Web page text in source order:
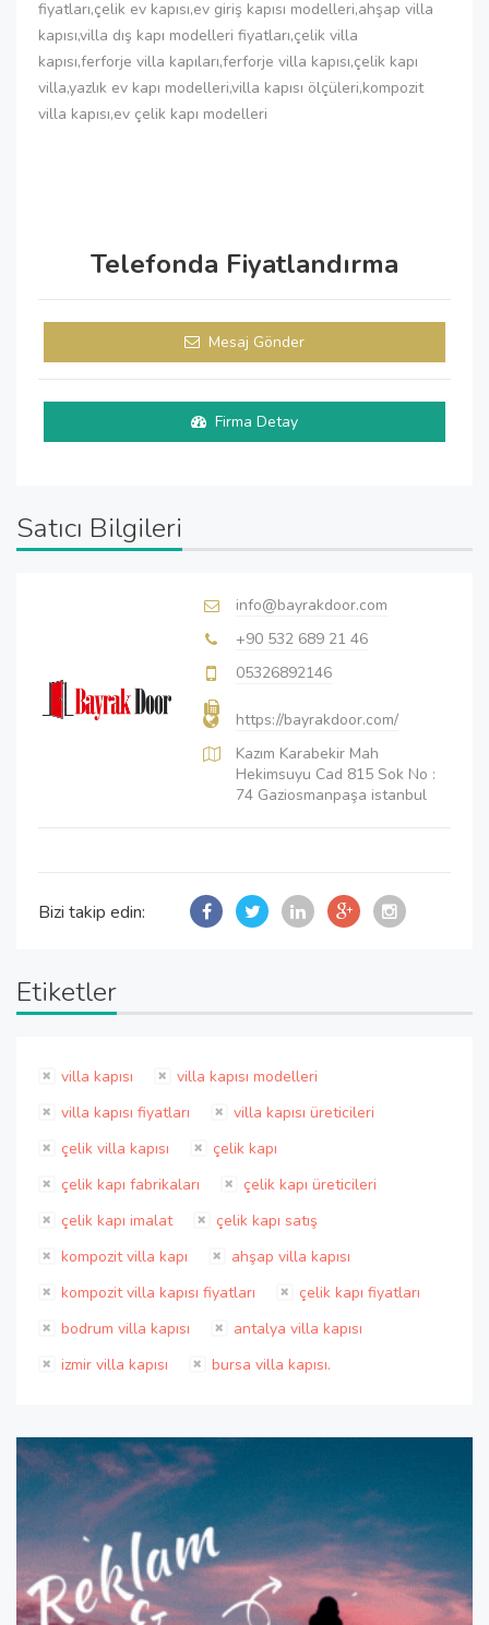
fiyatları,çelik ev kapısı,ev giriş kapısı modelleri,ahşap villa
kapısı,villa dış kapı modelleri fiyatları,çelik villa
kapısı,ferforje villa kapıları,ferforje villa kapısı,çelik kapı
villa,yazlık ev kapı modelleri,villa kapısı ölçüleri,kompozit
villa kapısı,ev çelik kapı modelleri
Telefonda Fiyatlandırma
Mesaj Gönder
Firma Detay
Satıcı Bilgileri
info@bayrakdoor.com
+90 532 689 21 46
05326892146
https://bayrakdoor.com/
Kazım Karabekir Mah
Hekimsuyu Cad 815 Sok No :
74 Gaziosmanpaşa istanbul
Bizi takip edin:
Etiketler
villa kapısı
villa kapısı modelleri
villa kapısı fiyatları
villa kapısı üreticileri
çelik villa kapısı
çelik kapı
çelik kapı fabrikaları
çelik kapı üreticileri
çelik kapı imalat
çelik kapı satış
kompozit villa kapı
ahşap villa kapısı
kompozit villa kapısı fiyatları
çelik kapı fiyatları
bodrum villa kapısı
antalya villa kapısı
izmir villa kapısı
bursa villa kapısı.